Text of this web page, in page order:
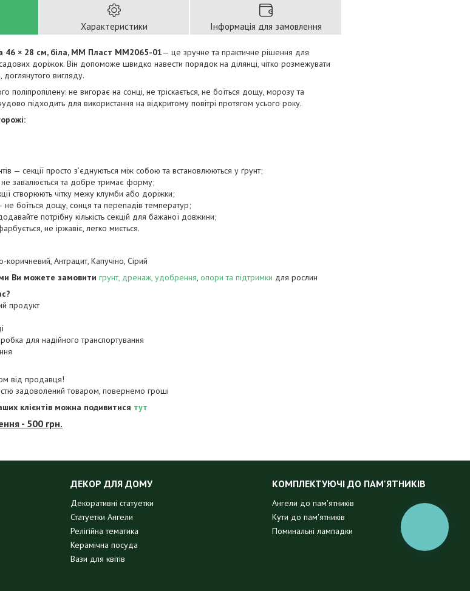
Характеристики Інформація для замовлення
46 × 28 см, біла, ММ Пласт MM2065-01— це зручне та практичне рішення для
доріжок. Він допоможе швидко навести порядок на ділянці, чітко розмежувати
вигляду.
поліпропілену: не вигорає на сонці, не тріскається, не боїться дощу, морозу та
підходить для використання на відкритому повітрі протягом усього року.
— секції просто з’єднуються між собою та встановлюються у ґрунт;
не завалюється та добре тримає форму;
створюють чітку межу клумби або доріжки;
не боїться дощу, сонця та перепадів температур;
потрібну кількість секцій для бажаної довжини;
не іржавіє, легко миється.
коричневий, Антрацит, Капучіно, Сірий
Ви можете замовити грунт, дренаж, удобрення опори та підтримки для рослин
продукт
для надійного транспортування
від продавця!
задоволений товаром, повернемо гроші
клієнтів можна подивитися тут
- 500 грн.
ДЕКОР ДЛЯ ДОМУ
Декоративні статуетки
Статуетки Ангели
Релігійна тематика
Керамічна посуда
Вази для квітів
КОМПЛЕКТУЮЧІ ДО ПАМ'ЯТНИКІВ
Ангели до пам'ятників
Кути до пам'ятників
Поминальні лампадки